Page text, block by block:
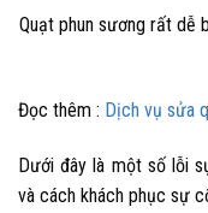
Quạt phun sương rất dễ
Đọc thêm : Dịch vụ sửa
Dưới đây là một số lỗi
và cách khách phục sự